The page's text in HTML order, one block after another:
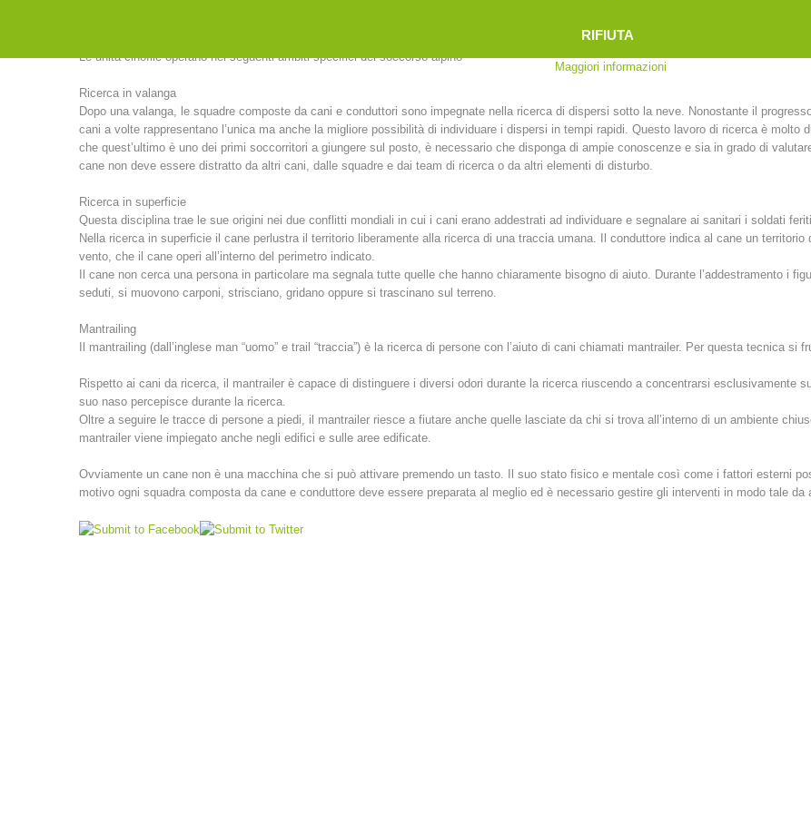
Le unità cinofile operano nei seguenti ambiti specifici del soccorso alpino
Ricerca in valanga
Dopo una valanga, le squadre composte da cani e conduttori sono impegnate nella ricerca di dispersi sotto la neve. Nonostante il
cani a volte rappresentano l’unica ma anche la migliore possibilità di individuare i dispersi in tempi rapidi. Questo lavoro di ricerca è molto
che quest’ultimo è uno dei primi soccorritori a giungere sul posto, è necessario che disponga di ampie conoscenze e sia in grado di
cane non deve essere distratto da altri cani, dalle squadre e dai team di ricerca o da altri elementi di disturbo.
Ricerca in superficie
Questa disciplina trae le sue origini nei due conflitti mondiali in cui i cani erano addestrati ad individuare e segnalare ai sanitari i soldati
Nella ricerca in superficie il cane perlustra il territorio liberamente alla ricerca di una traccia umana. Il conduttore indica al cane un
vento, che il cane operi all’interno del perimetro indicato.
Il cane non cerca una persona in particolare ma segnala tutte quelle che hanno chiaramente bisogno di aiuto. Durante l’addestramento i
seduti, si muovono carponi, strisciano, gridano oppure si trascinano sul terreno.
Mantrailing
Il mantrailing (dall’inglese man “uomo” e trail “traccia”) è la ricerca di persone con l’aiuto di cani chiamati mantrailer. Per questa tecnica si
Rispetto ai cani da ricerca, il mantrailer è capace di distinguere i diversi odori durante la ricerca riuscendo a concentrarsi esclusivamente
suo naso percepisce durante la ricerca.
Oltre a seguire le tracce di persone a piedi, il mantrailer riesce a fiutare anche quelle lasciate da chi si trova all’interno di un ambiente
mantrailer viene impiegato anche negli edifici e sulle aree edificate.
Ovviamente un cane non è una macchina che si può attivare premendo un tasto. Il suo stato fisico e mentale così come i fattori esterni
motivo ogni squadra composta da cane e conduttore deve essere preparata al meglio ed è necessario gestire gli interventi in modo tale
RIFIUTA
Maggiori informazioni